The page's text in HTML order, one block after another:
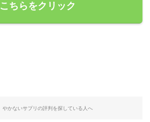
こちらをクリック
やかないサプリの評判を探している人へ